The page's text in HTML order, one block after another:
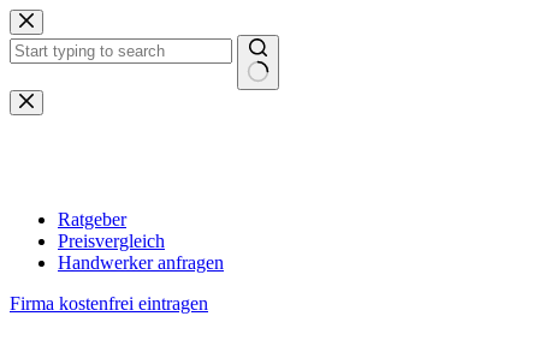
Zum
Inhalt
springen
Keine
Ergebnisse
Ratgeber
Preisvergleich
Handwerker anfragen
Firma kostenfrei eintragen